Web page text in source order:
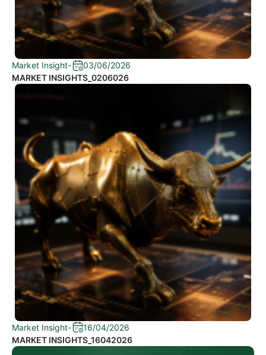
Market Insight-
03/06/2026
MARKET INSIGHTS_0206026
Market Insight-
16/04/2026
MARKET INSIGHTS_16042026